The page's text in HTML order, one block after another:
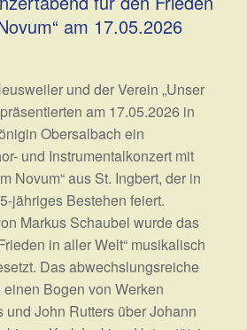
am 17.05.2026
und der Verein „Unser
am 17.05.2026 in
Obersalbach ein
und Instrumentalkonzert mit
Novum“ aus St. Ingbert, der in
jähriges Bestehen feiert.
Markus Schaubel wurde das
in aller Welt“ musikalisch
Das abwechslungsreiche
Bogen von Werken
und John Rutters über Johann